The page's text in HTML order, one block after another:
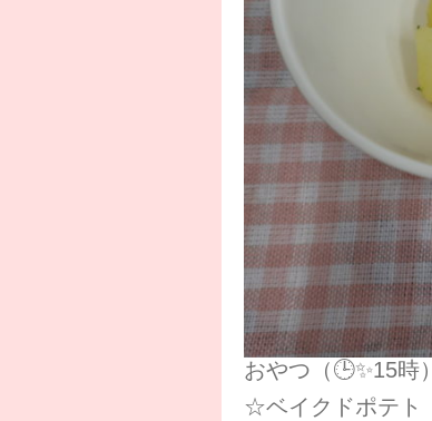
おやつ（🕒✨15時）
☆ベイクドポテト